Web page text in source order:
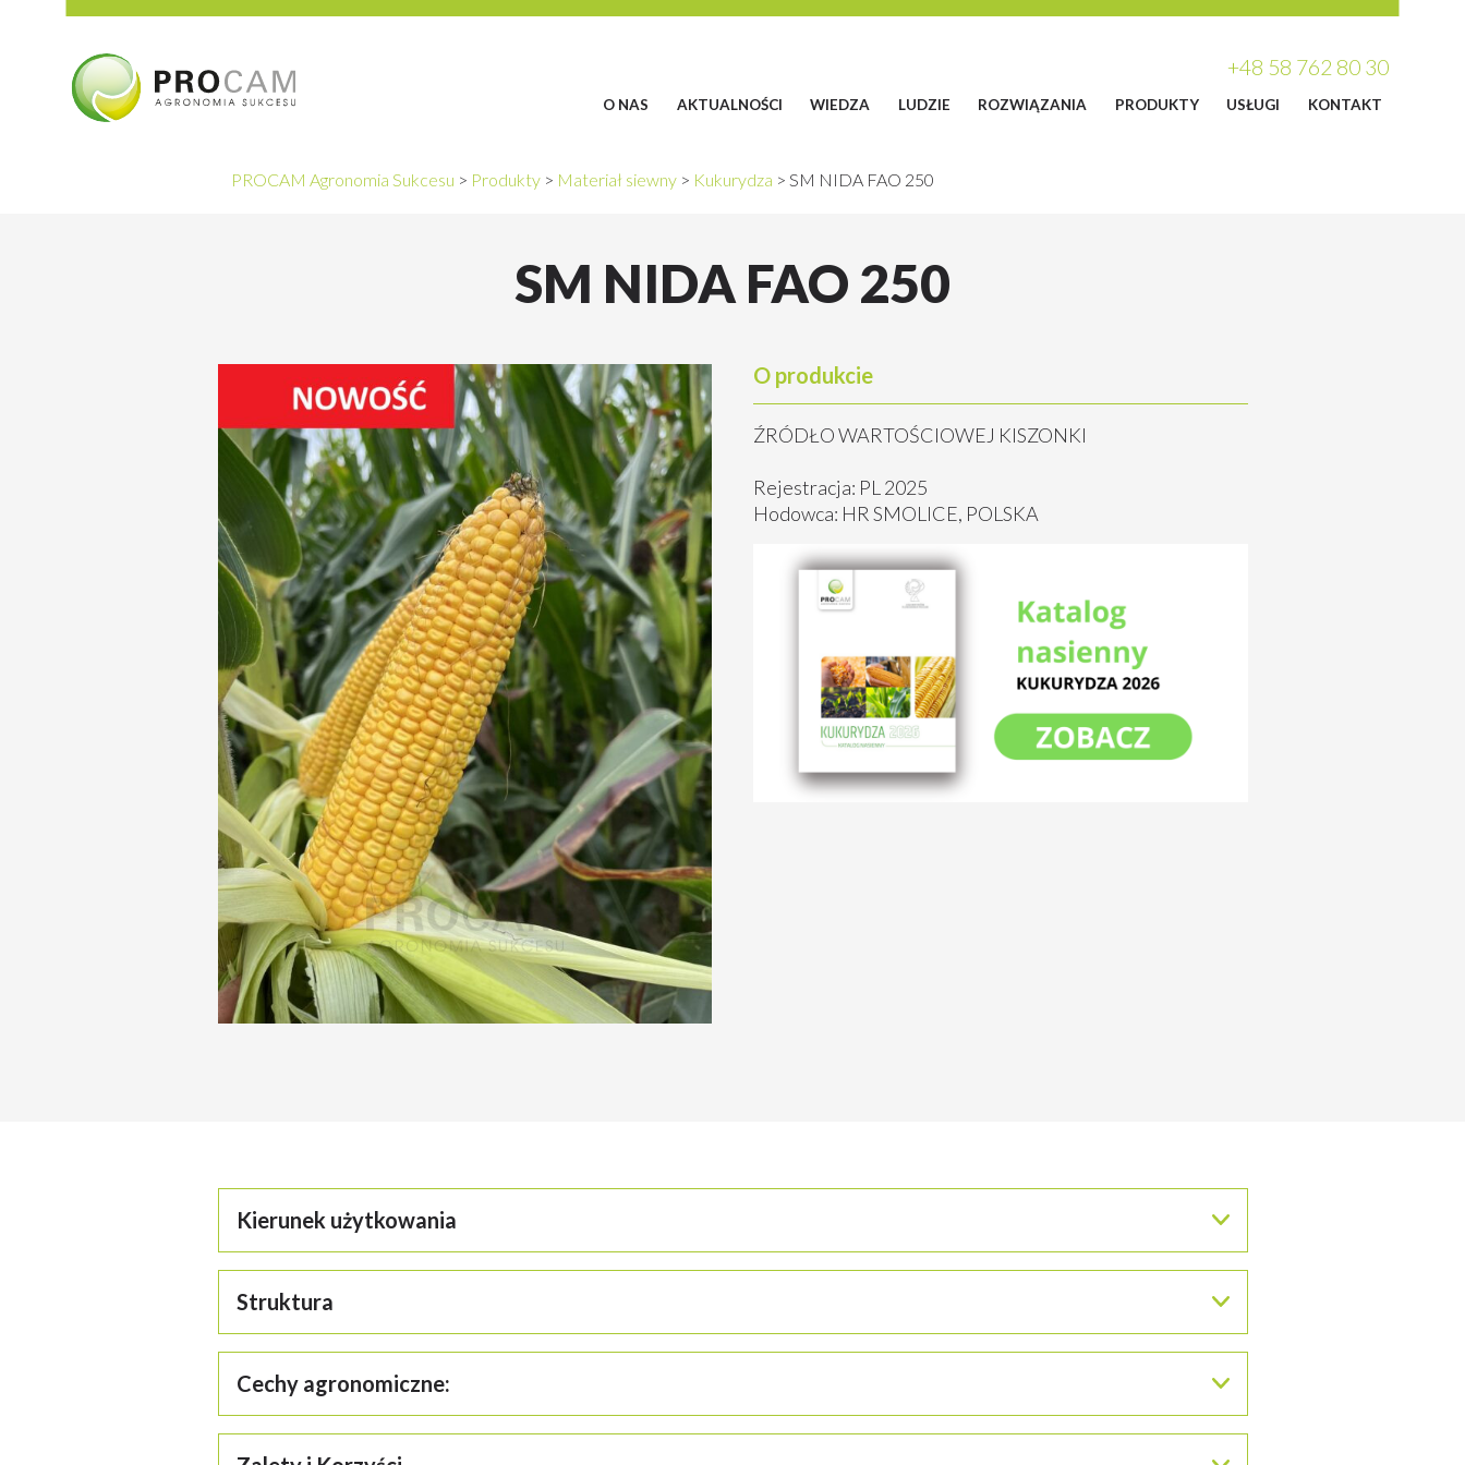
+48 58 762 80 30
O NAS AKTUALNOŚCI WIEDZA LUDZIE ROZWIĄZANIA PRODUKTY USŁUGI KONTAKT
PROCAM Agronomia Sukcesu > Produkty > Materiał siewny > Kukurydza > SM NIDA FAO 250
SM NIDA FAO 250
O produkcie
ŹRÓDŁO WARTOŚCIOWEJ KISZONKI
Rejestracja: PL 2025
Hodowca: HR SMOLICE, POLSKA
Kierunek użytkowania
Struktura
Cechy agronomiczne: